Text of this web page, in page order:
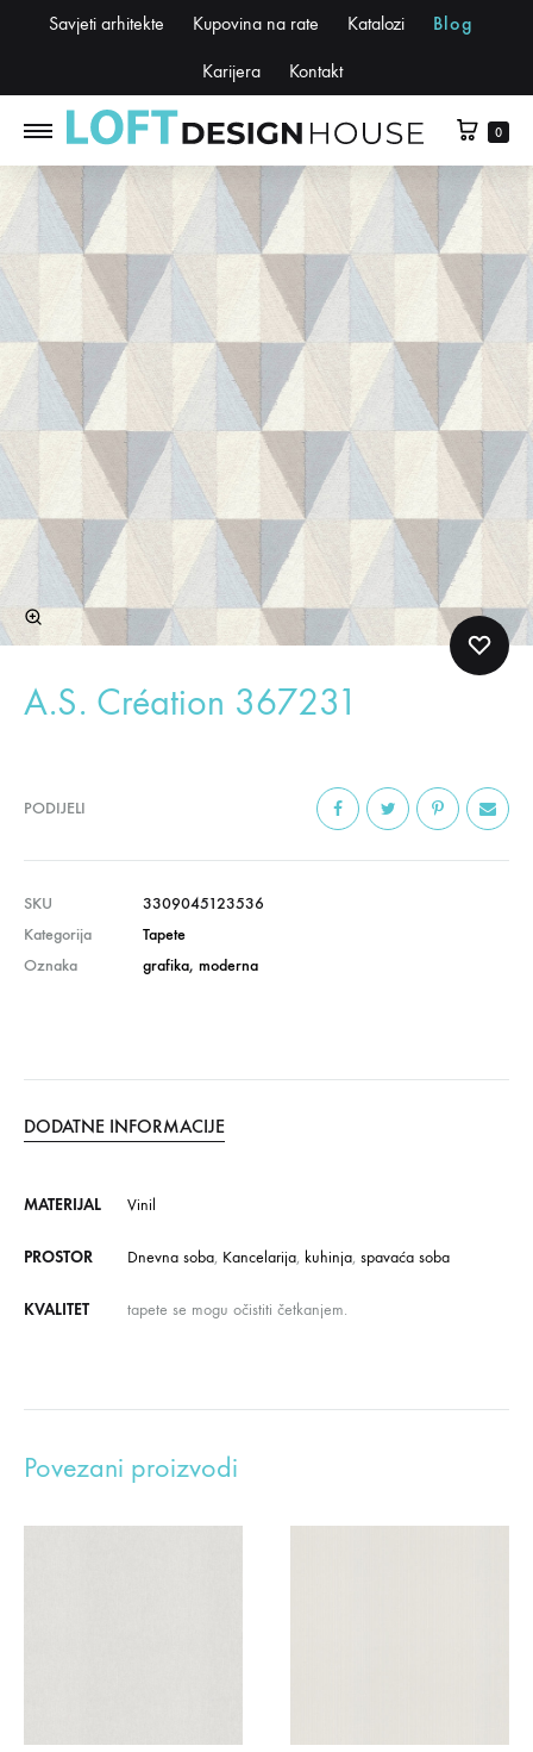
Savjeti arhitekte Kupovina na rate Katalozi Blog
Karijera Kontakt
0
A.S. Création 367231
PODIJELI
SKU
3309045123536
Kategorija
Tapete
Oznaka
grafika, moderna
DODATNE INFORMACIJE
MATERIJAL Vinil
PROSTOR Dnevna soba, Kancelarija, kuhinja, spavaća soba
KVALITET tapete se mogu očistiti četkanjem.
Povezani proizvodi